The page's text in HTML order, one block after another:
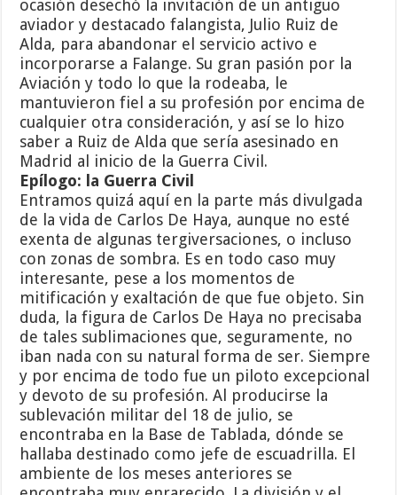
ocasión desechó la invitación de un antiguo
aviador y destacado falangista, Julio Ruiz de
Alda, para abandonar el servicio activo e
incorporarse a Falange. Su gran pasión por la
Aviación y todo lo que la rodeaba, le
mantuvieron fiel a su profesión por encima de
cualquier otra consideración, y así se lo hizo
saber a Ruiz de Alda que sería asesinado en
Madrid al inicio de la Guerra Civil.
Epílogo: la Guerra Civil
Entramos quizá aquí en la parte más divulgada
de la vida de Carlos De Haya, aunque no esté
exenta de algunas tergiversaciones, o incluso
con zonas de sombra. Es en todo caso muy
interesante, pese a los momentos de
mitificación y exaltación de que fue objeto. Sin
duda, la figura de Carlos De Haya no precisaba
de tales sublimaciones que, seguramente, no
iban nada con su natural forma de ser. Siempre
y por encima de todo fue un piloto excepcional
y devoto de su profesión. Al producirse la
sublevación militar del 18 de julio, se
encontraba en la Base de Tablada, dónde se
hallaba destinado como jefe de escuadrilla. El
ambiente de los meses anteriores se